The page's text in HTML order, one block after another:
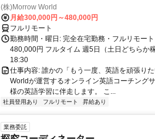
(株)Morrow World
月給300,000円～480,000円
フルリモート
勤務時間・曜日: 完全在宅勤務・フルリモー
480,000円 フルタイム 週5日（土日どちらか
18:30
仕事内容: 誰かの「もう一度、英語を頑張り
Worldが運営するオンライン英語コーチング
様の英語学習に伴走します。 こ...
社員登用あり フルリモート 昇給あり
業務委託